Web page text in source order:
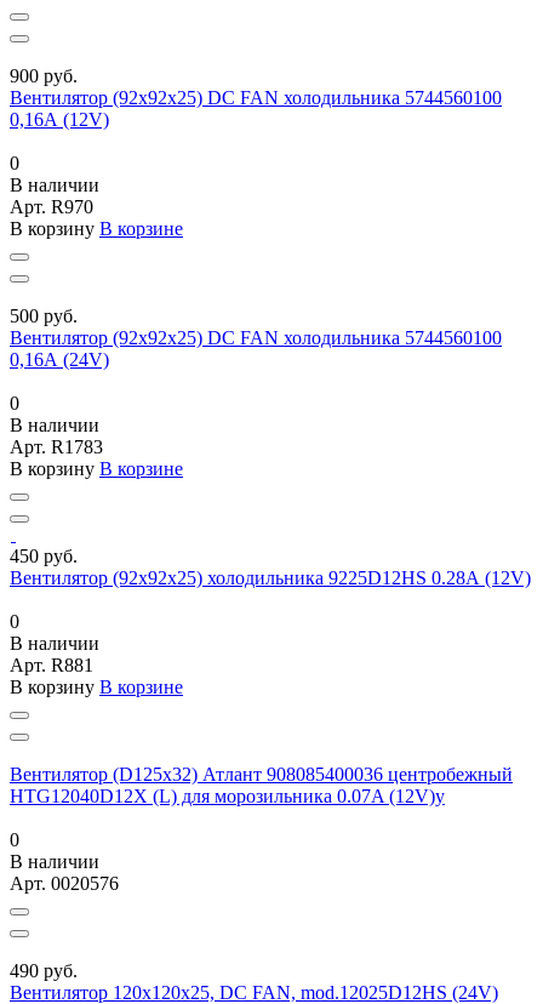
900 руб.
Вентилятор (92х92х25) DC FAN холодильника 5744560100
0,16А (12V)
0
В наличии
Арт. R970
В корзину В корзине
500 руб.
Вентилятор (92х92х25) DC FAN холодильника 5744560100
0,16А (24V)
0
В наличии
Арт. R1783
В корзину В корзине
450 руб.
Вентилятор (92х92х25) холодильника 9225D12HS 0.28А (12V)
0
В наличии
Арт. R881
В корзину В корзине
Вентилятор (D125х32) Атлант 908085400036 центробежный
HTG12040D12X (L) для морозильника 0.07A (12V)у
0
В наличии
Арт. 0020576
490 руб.
Вентилятор 120х120х25, DC FAN, mod.12025D12HS (24V)